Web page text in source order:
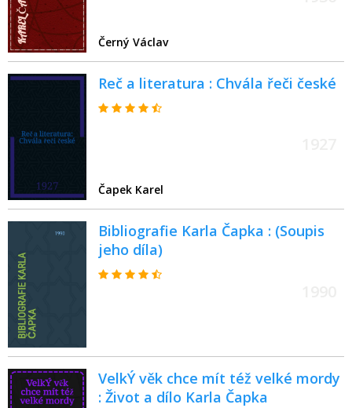
Černý Václav
Reč a literatura : Chvála řeči české
Čapek Karel
Bibliografie Karla Čapka : (Soupis
jeho díla)
VelkÝ věk chce mít též velké mordy
: Život a dílo Karla Čapka